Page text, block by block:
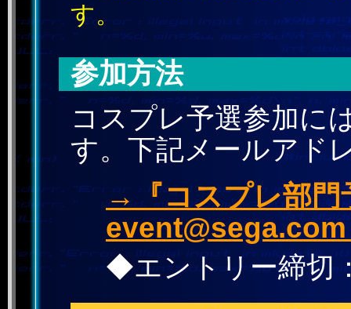
す。
参加方法
コスプレ予選参加に
す。下記メールアド
→『コスプレ部門
◆エントリー締切